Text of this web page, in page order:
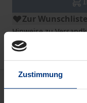
Zustimmung
Zur
Hinweise zu